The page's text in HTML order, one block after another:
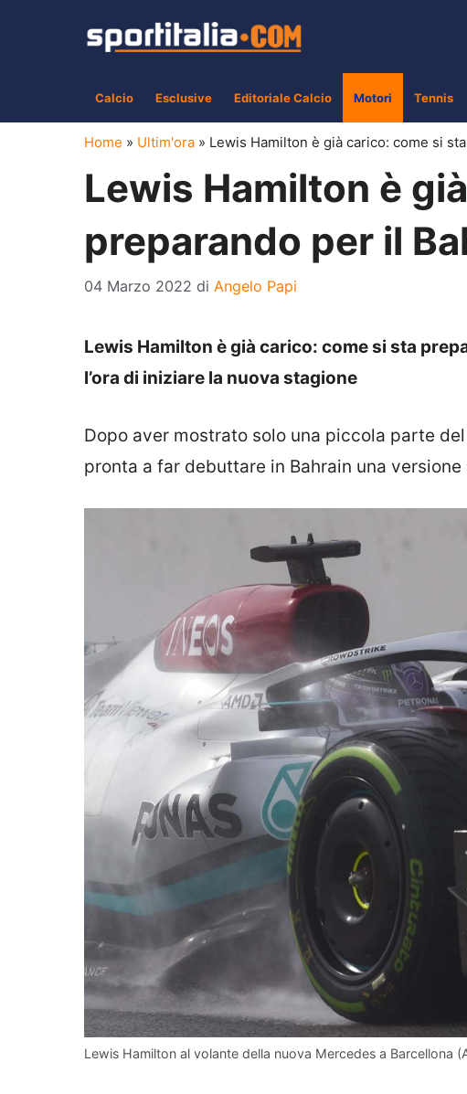
Calcio Esclusive Editoriale Calcio Motori Tennis
Home » Ultim'ora » Lewis Hamilton è già carico: come si
Lewis Hamilton è
preparando per il
04 Marzo 2022 di Angelo Papi
Lewis Hamilton è già carico: come si sta
l’ora di iniziare la nuova stagione
Dopo aver mostrato solo una piccola parte
pronta a far debuttare in Bahrain una
Lewis Hamilton al volante della nuova Mercedes a Barcellona